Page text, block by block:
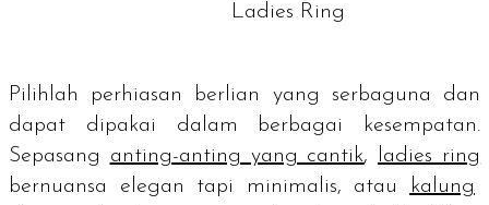
Ladies Ring
Pilihlah perhiasan berlian yang serbaguna dan
dapat dipakai dalam berbagai kesempatan.
Sepasang anting-anting yang cantik, ladies ring
bernuansa elegan tapi minimalis, atau
kalung